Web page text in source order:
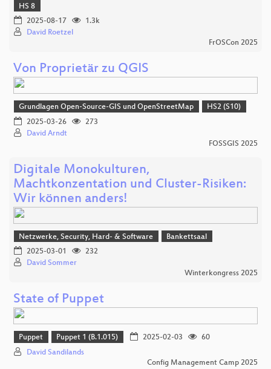
HS 8
2025-08-17
1.3k
David Roetzel
FrOSCon 2025
Von Proprietär zu QGIS
Grundlagen Open-Source-GIS und OpenStreetMap
HS2 (S10)
2025-03-26
273
David Arndt
FOSSGIS 2025
Digitale Monokulturen,
Machtkonzentation und Cluster-Risiken:
Wir können anders!
Netzwerke, Security, Hard- & Software
Bankettsaal
2025-03-01
232
David Sommer
Winterkongress 2025
State of Puppet
Puppet Puppet 1 (B.1.015) 2025-02-03
60
David Sandilands
Config Management Camp 2025